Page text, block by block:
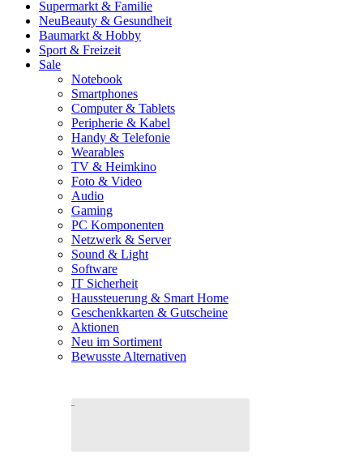
Supermarkt & Familie
NeuBeauty & Gesundheit
Baumarkt & Hobby
Sport & Freizeit
Sale
Notebook
Smartphones
Computer & Tablets
Peripherie & Kabel
Handy & Telefonie
Wearables
TV & Heimkino
Foto & Video
Audio
Gaming
PC Komponenten
Netzwerk & Server
Sound & Light
Software
IT Sicherheit
Haussteuerung & Smart Home
Geschenkkarten & Gutscheine
Aktionen
Neu im Sortiment
Bewusste Alternativen